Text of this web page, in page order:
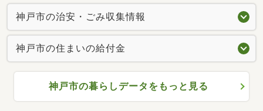
神戸市の治安・ごみ収集情報
神戸市の住まいの給付金
神戸市の暮らしデータをもっと見る